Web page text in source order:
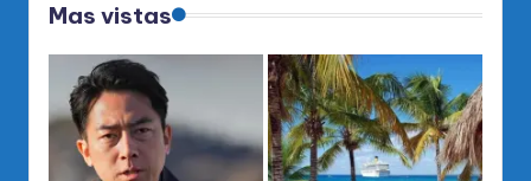
Mas vistas